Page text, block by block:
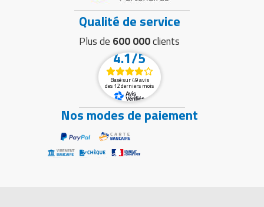
Qualité de service
Plus de 600 000clients
4.1/5
Basé sur 49 avis
des 12 derniers mois
Nos modes de paiement